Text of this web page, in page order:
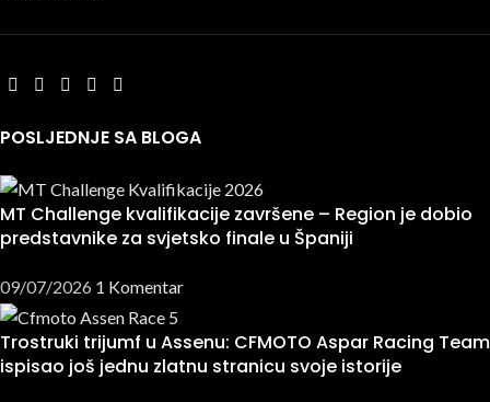
POSLJEDNJE SA BLOGA
MT Challenge kvalifikacije završene – Region je dobio
predstavnike za svjetsko finale u Španiji
09/07/2026 1 Komentar
Trostruki trijumf u Assenu: CFMOTO Aspar Racing Team
ispisao još jednu zlatnu stranicu svoje istorije